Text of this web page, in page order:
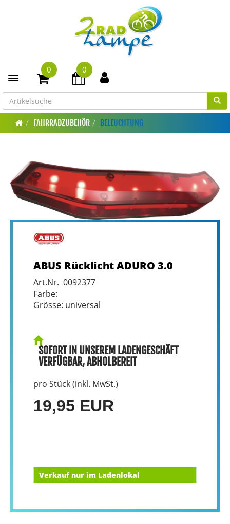
Toggle navigation
0 0
FAHRRADZUBEHÖR BELEUCHTUNG
ABUS Rücklicht ADURO 3.0
Art.Nr. 0092377
Farbe:
Grösse: universal
SOFORT IN UNSEREM LADENGESCHÄFT
VERFÜGBAR, ABHOLBEREIT
pro Stück (inkl. MwSt.)
19,95 EUR
Verkauf nur im Ladenlokal